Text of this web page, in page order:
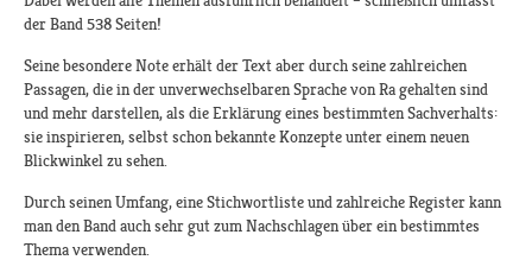
der Band 538 Seiten!
Seine besondere Note erhält der Text aber durch seine zahlreichen
Passagen, die in der unverwechselbaren Sprache von Ra gehalten sind
und mehr darstellen, als die Erklärung eines bestimmten Sachverhalts:
sie inspirieren, selbst schon bekannte Konzepte unter einem neuen
Blickwinkel zu sehen.
Durch seinen Umfang, eine Stichwortliste und zahlreiche Register kann
man den Band auch sehr gut zum Nachschlagen über ein bestimmtes
Thema verwenden.